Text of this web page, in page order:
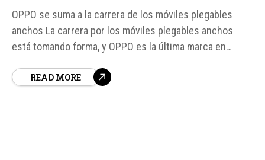
OPPO se suma a la carrera de los móviles plegables
anchos La carrera por los móviles plegables anchos
está tomando forma, y OPPO es la última marca en
Chat Station, la compañía china está trabajando en un
READ MORE